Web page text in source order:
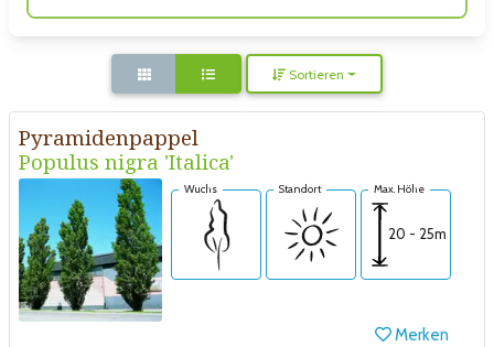
Sortieren
Pyramidenpappel
Populus nigra 'Italica'
Wuchs Standort Max. Höhe
20 - 25m
Merken